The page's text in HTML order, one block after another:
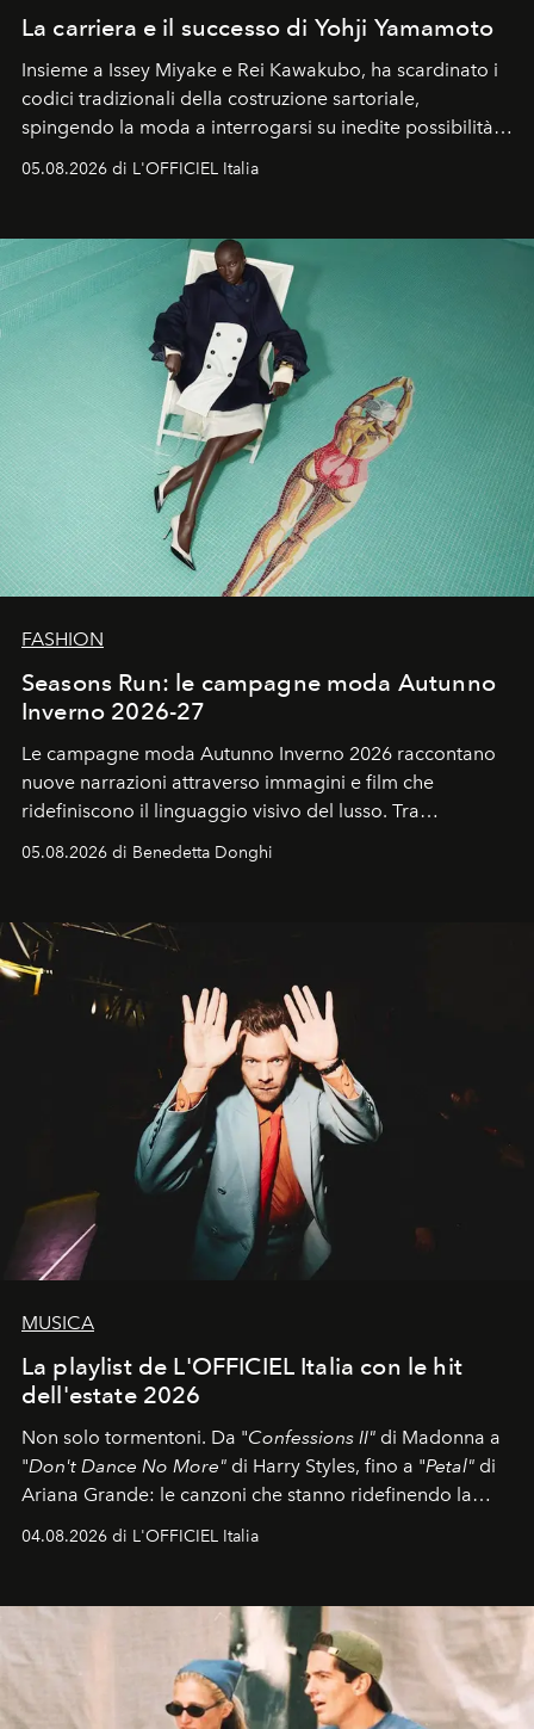
La carriera e il successo di Yohji Yamamoto
Insieme a Issey Miyake e Rei Kawakubo, ha scardinato i
codici tradizionali della costruzione sartoriale,
spingendo la moda a interrogarsi su inedite possibilità
formali e a ridefinire il concetto stesso di silhouette.
un’impronta indelebile nella storia della moda.
05.08.2026 di L'OFFICIEL Italia
FASHION
Seasons Run: le campagne moda Autunno
Inverno 2026-27
Le campagne moda Autunno Inverno 2026 raccontano
nuove narrazioni attraverso immagini e film che
ridefiniscono il linguaggio visivo del lusso. Tra
protagonisti del cinema, volti della cultura
contemporanea e storytelling d'autore, le maison
di esprimere identità, visione e desiderio.
05.08.2026 di Benedetta Donghi
MUSICA
La playlist de L'OFFICIEL Italia con le hit
dell'estate 2026
Non solo tormentoni. Da "Confessions II" di Madonna a
"Don't Dance No More" di Harry Styles, fino a "Petal" di
Ariana Grande: le canzoni che stanno ridefinendo la
colonna sonora della stagione.
04.08.2026 di L'OFFICIEL Italia